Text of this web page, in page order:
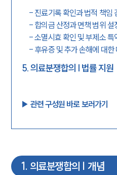
- 진료기록 확인과 법적 책임
- 합의금 산정과 면책 범위 설
-소멸시효 확인 및 부제소 특
- 후유증 및 추가 손해에 대한
5.의료분쟁합의 | 법률 지원
▶︎ 관련 구성원 바로 보러가기
1. 의료분쟁합의 | 개념